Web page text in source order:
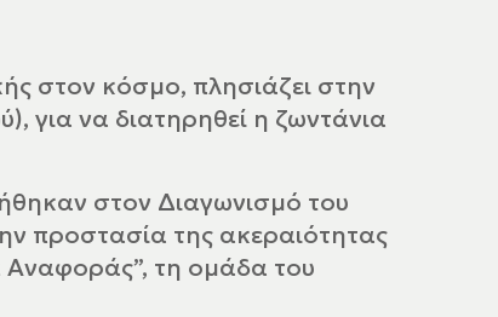
στον κόσμο, πλησιάζει στην
για να διατηρηθεί η ζωντάνια
στον Διαγωνισμό του
προστασία της ακεραιότητας
Αναφοράς”, τη ομάδα του